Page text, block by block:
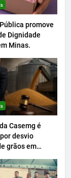
promove
Dignidade
Minas.
Casemg é
desvio
grãos em